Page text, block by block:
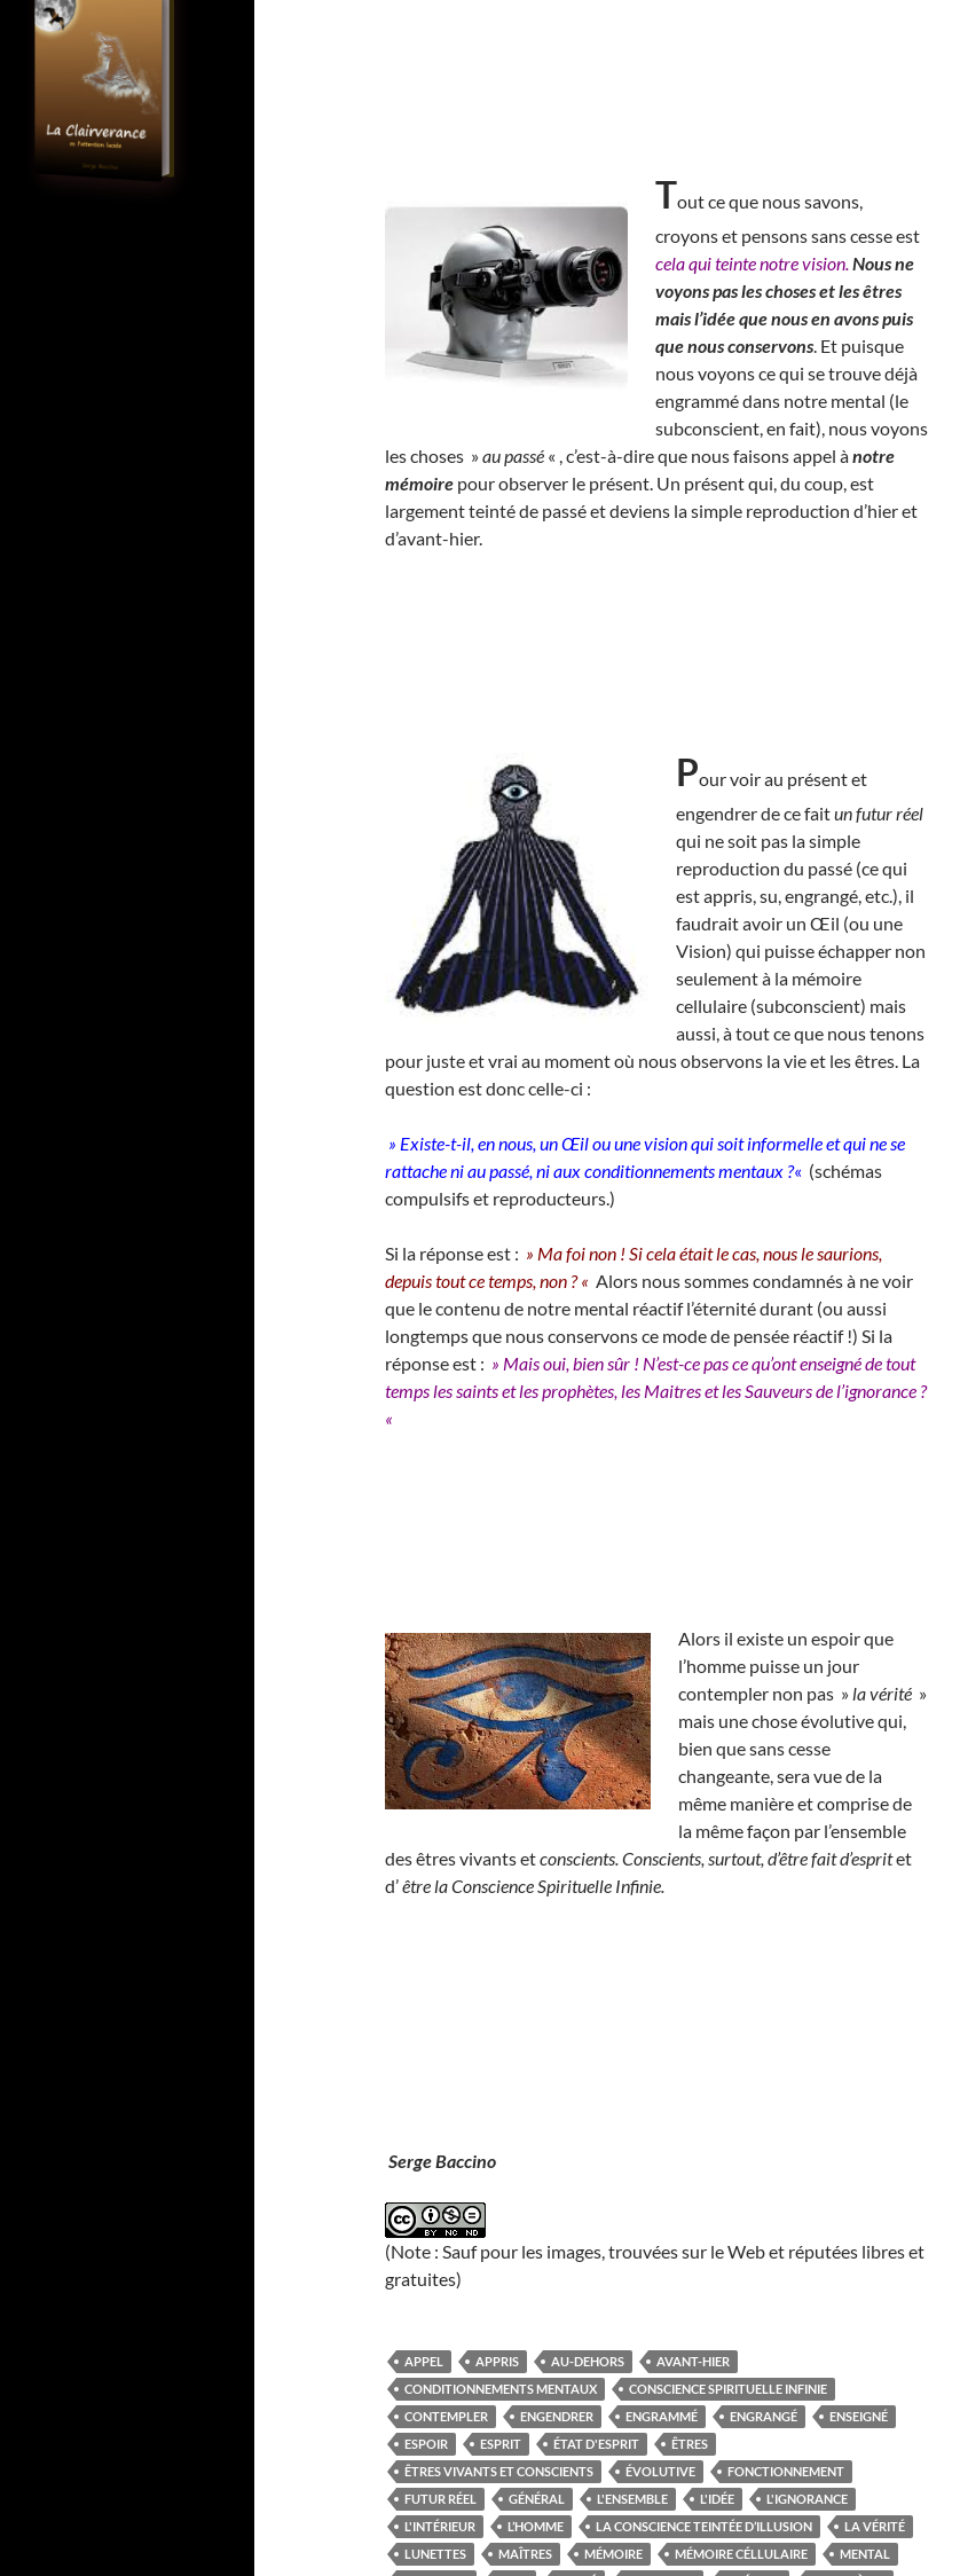
Tout ce que nous savons,
croyons et pensons sans cesse est
cela qui teinte notre vision.Nous ne
voyons pas les choses et les êtres
mais l’idée que nous en avons puis
que nous conservons. Et puisque
nous voyons ce qui se trouve déjà
engrammé dans notre mental (le
subconscient, en fait), nous voyons
les choses »au passé « , c’est-à-dire que nous faisons appel ànotre
mémoire pour observer le présent. Un présent qui, du coup, est
largement teinté de passé et deviens la simple reproduction d’hier et
d’avant-hier.
Pour voir au présent et
engendrer de ce faitun futur réel
qui ne soit pas la simple
reproduction du passé (ce qui
est appris, su, engrangé, etc.), il
faudrait avoir un Œil (ou une
Vision) qui puisse échapper non
seulement à la mémoire
cellulaire (subconscient) mais
aussi, à tout ce que nous tenons
pour juste et vrai au moment où nous observons la vie et les êtres. La
question est donc celle-ci :
» Existe-t-il, en nous, un Œil ou une vision qui soit informelle et qui ne se
rattache ni au passé, ni aux conditionnements mentaux ?« (schémas
compulsifs et reproducteurs.)
Si la réponse est : » Ma foi non ! Si cela était le cas, nous le saurions,
depuis tout ce temps, non ? « Alors nous sommes condamnés à ne voir
que le contenu de notre mental réactif l’éternité durant (ou aussi
longtemps que nous conservons ce mode de pensée réactif !) Si la
réponse est : » Mais oui, biensûr ! N’est-ce pas ce qu’ont enseigné de tout
temps les saints et les prophètes, les Maitres et les Sauveurs de l’ignorance ?
«
Alors il existe un espoir que
l’homme puisse un jour
contempler non pas » la vérité »
mais une chose évolutive qui,
bien que sans cesse
changeante, sera vue de la
même manière et comprise de
la même façon par l’ensemble
des êtres vivants etconscients. Conscients, surtout, d’être fait d’espritet
d’être la Conscience Spirituelle Infinie.
Serge Baccino
(Note : Sauf pour les images, trouvées sur le Web et réputées libres et
gratuites)
APPEL APPRIS AU-DEHORS
AVANT-HIER
CONDITIONNEMENTS MENTAUX
CONSCIENCE SPIRITUELLE INFINIE
CONTEMPLER
ENGENDRER ENGRAMMÉ ENGRANGÉ
ENSEIGNÉ
ESPOIR
ESPRIT ÉTAT D'ESPRIT
ÊTRES
ÊTRES VIVANTS ET CONSCIENTS
ÉVOLUTIVE
FONCTIONNEMENT
FUTUR RÉEL
GÉNÉRAL L'ENSEMBLE L'IDÉE
L'IGNORANCE
L'INTÉRIEUR
L’HOMME LA CONSCIENCE TEINTÉE D’ILLUSION
LA VÉRITÉ
LUNETTES
MAÎTRES MÉMOIRE MÉMOIRE CÉLLULAIRE
MENTAL